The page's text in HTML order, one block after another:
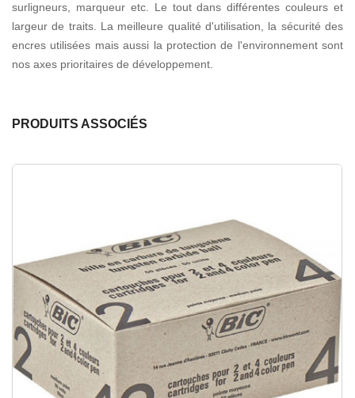
surligneurs, marqueur etc. Le tout dans différentes couleurs et
largeur de traits. La meilleure qualité d'utilisation, la sécurité des
encres utilisées mais aussi la protection de l'environnement sont
nos axes prioritaires de développement.
PRODUITS ASSOCIÉS